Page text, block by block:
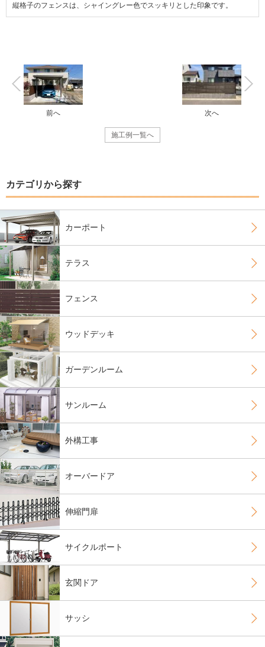
縦格子のフェンスは、シャイングレー色でスッキリとした印象です。
施工例一覧へ
前へ 次へ
カテゴリから探す
カーポート
テラス
フェンス
ウッドデッキ
ガーデンルーム
サンルーム
外構工事
オーバードア
伸縮門扉
サイクルポート
玄関ドア
サッシ